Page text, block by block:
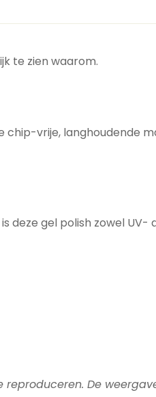
te zien waarom.
vrije, langhoudende
deze gel polish zowel UV-
De